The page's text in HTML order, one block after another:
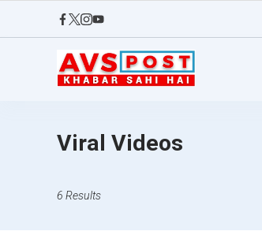
Viral Videos
6 Results